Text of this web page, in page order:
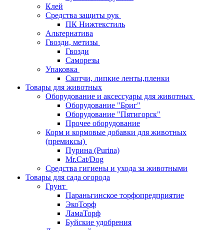
Клей
Средства защиты рук
ПК Нижтекстиль
Альтернатива
Гвозди, метизы
Гвозди
Саморезы
Упаковка
Скотчи, липкие ленты,пленки
Товары для животных
Оборудование и аксессуары для животных
Оборудование "Бриг"
Оборудование "Пятигорск"
Прочее оборудование
Корм и кормовые добавки для животных
(премиксы)
Пурина (Purina)
Mr.Cat/Dog
Средства гигиены и ухода за животными
Товары для сада огорода
Грунт
Параньгинское торфопредприятие
ЭкоТорф
ЛамаТорф
Буйские удобрения